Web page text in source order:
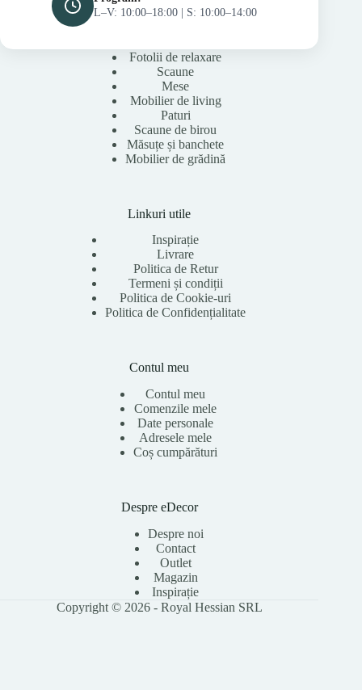
L–V: 10:00–18:00 | S: 10:00–14:00
Fotolii de relaxare
Scaune
Mese
Mobilier de living
Paturi
Scaune de birou
Măsuțe și banchete
Mobilier de grădină
Linkuri utile
Inspirație
Livrare
Politica de Retur
Termeni și condiții
Politica de Cookie-uri
Politica de Confidențialitate
Contul meu
Contul meu
Comenzile mele
Date personale
Adresele mele
Coș cumpărături
Despre eDecor
Despre noi
Contact
Outlet
Magazin
Inspirație
Copyright © 2026 - Royal Hessian SRL